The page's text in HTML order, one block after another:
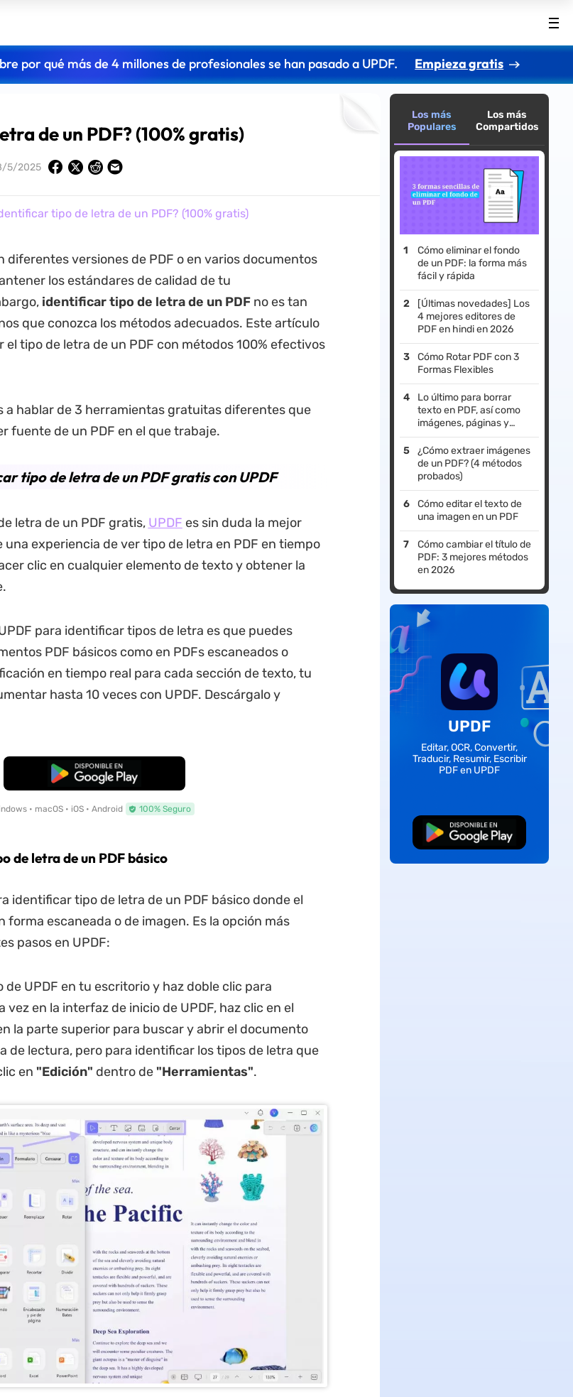
por qué más de 4 millones de profesionales se han pasado a UPDF. Empieza gratis
de un PDF? (100% gratis)
5/2025
tipo de letra de un PDF? (100% gratis)
diferentes versiones de PDF o en varios documentos
los estándares de calidad de tu
identificar tipo de letra de un PDFno es tan
que conozca los métodos adecuados. Este artículo
el tipo de letra de un PDF con métodos 100% efectivos
a hablar de 3 herramientas gratuitas diferentes que
fuente de un PDF en el que trabaje.
tipo de letra de un PDF gratis con UPDF
letra de un PDF gratis, UPDF es sin duda la mejor
una experiencia de ver tipo de letra en PDF en tiempo
clic en cualquier elemento de texto y obtener la
para identificar tipos de letra es que puedes
PDF básicos como en PDFs escaneados o
en tiempo real para cada sección de texto, tu
hasta 10 veces con UPDF. Descárgalo y
Descarga Gratuita
• macOS • iOS • Android 100% Seguro
de letra de un PDFbásico
identificar tipo de letra de un PDF básico donde el
forma escaneada o de imagen. Es la opción más
pasos en UPDF:
de UPDF en tu escritorio y haz doble clic para
vez en la interfaz de inicio de UPDF, haz clic en el
la parte superior para buscar y abrir el documento
de lectura, pero para identificar los tipos de letra que
en "Edición" dentro de "Herramientas".
Los más
Populares
Los más
Compartidos
Cómo eliminar el fondo
de un PDF: la forma más
fácil y rápida
[Últimas novedades] Los
4 mejores editores de
PDF en hindi en 2026
Cómo Rotar PDF con 3
Formas Flexibles
Lo último para borrar
texto en PDF, así como
imágenes, páginas y
marcas
¿Cómo extraer imágenes
de un PDF? (4 métodos
probados)
Cómo editar el texto de
una imagen en un PDF
Cómo cambiar el título de
PDF: 3 mejores métodos
en 2026
UPDF
Editar, OCR, Convertir,
Traducir, Resumir, Escribir
PDF en UPDF
Descarga Gratuita